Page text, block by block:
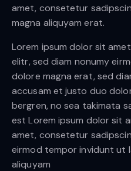
amet, consetetur
magna aliquyam erat.
Lorem ipsum dolor sit
elitr, sed diam nonumy
dolore magna erat, sed
accusam et justo duo
bergren, no sea takimata
est Lorem ipsum dolor sit
amet, consetetur
eirmod tempor invidunt ut
aliquyam